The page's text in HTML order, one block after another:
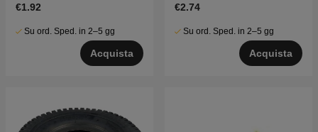
€1.92
Su ord. Sped. in 2–5 gg
Acquista
€2.74
Su ord. Sped. in 2–5 gg
Acquista